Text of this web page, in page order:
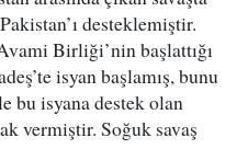
desteklemiştir.
Birliği’nin başlattığı
isyan başlamış, bunu
bu isyana destek olan
vermiştir. Soğuk savaş